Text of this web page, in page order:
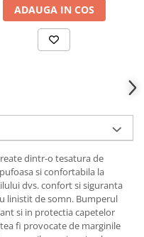
ADAUGA IN COS
dintr-o tesatura de
si confortabila la
dvs. confort si siguranta
linistit de somn. Bumperul
si in protectia capetelor
fi provocate de marginile